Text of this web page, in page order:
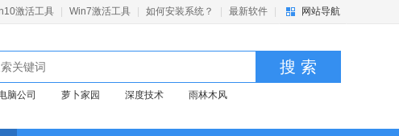
激活工具 Win7激活工具 如何安装系统？ 最新软件 网站导航
搜 索
脑公司 萝卜家园 深度技术 雨林木风